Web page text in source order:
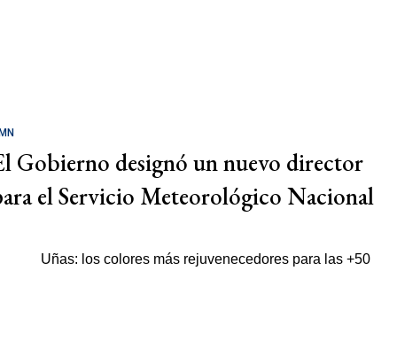
Gobierno designó un nuevo director
el Servicio Meteorológico Nacional